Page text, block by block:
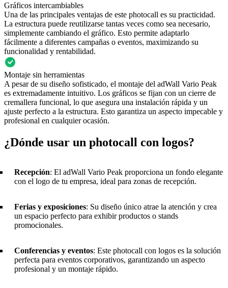
Gráficos intercambiables
Una de las principales ventajas de este photocall es su practicidad.
La estructura puede reutilizarse tantas veces como sea necesario,
simplemente cambiando el gráfico. Esto permite adaptarlo
fácilmente a diferentes campañas o eventos, maximizando su
funcionalidad y rentabilidad.
Montaje sin herramientas
A pesar de su diseño sofisticado, el montaje del adWall Vario Peak
es extremadamente intuitivo. Los gráficos se fijan con un cierre de
cremallera funcional, lo que asegura una instalación rápida y un
ajuste perfecto a la estructura. Esto garantiza un aspecto impecable y
profesional en cualquier ocasión.
¿Dónde usar un photocall con logos?
Recepción: El adWall Vario Peak proporciona un fondo elegante
con el logo de tu empresa, ideal para zonas de recepción.
Ferias y exposiciones: Su diseño único atrae la atención y crea
un espacio perfecto para exhibir productos o stands
promocionales.
Conferencias y eventos: Este photocall con logos es la solución
perfecta para eventos corporativos, garantizando un aspecto
profesional y un montaje rápido.